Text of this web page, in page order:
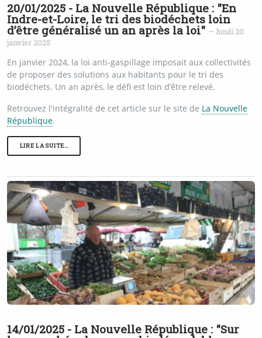
20/01/2025 - La Nouvelle République : "En
Indre-et-Loire, le tri des biodéchets loin
d’être généralisé un an après la loi" — lundi 20
janvier 2025
En janvier 2024, la loi anti-gaspillage imposait aux collectivités
de proposer des solutions aux habitants pour le tri des
biodéchets. Un an après, le défi est loin d’être relevé.
Retrouvez l'intégralité de cet article sur le site de La Nouvelle
République.
LIRE LA SUITE…
14/01/2025 - La Nouvelle République : "Sur